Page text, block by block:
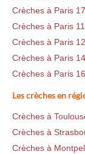
Crèches à Paris
Crèches à Paris
Crèches à Paris
Crèches à Paris
Crèches à Paris
Les crèches en
Crèches à
Crèches à
Crèches à